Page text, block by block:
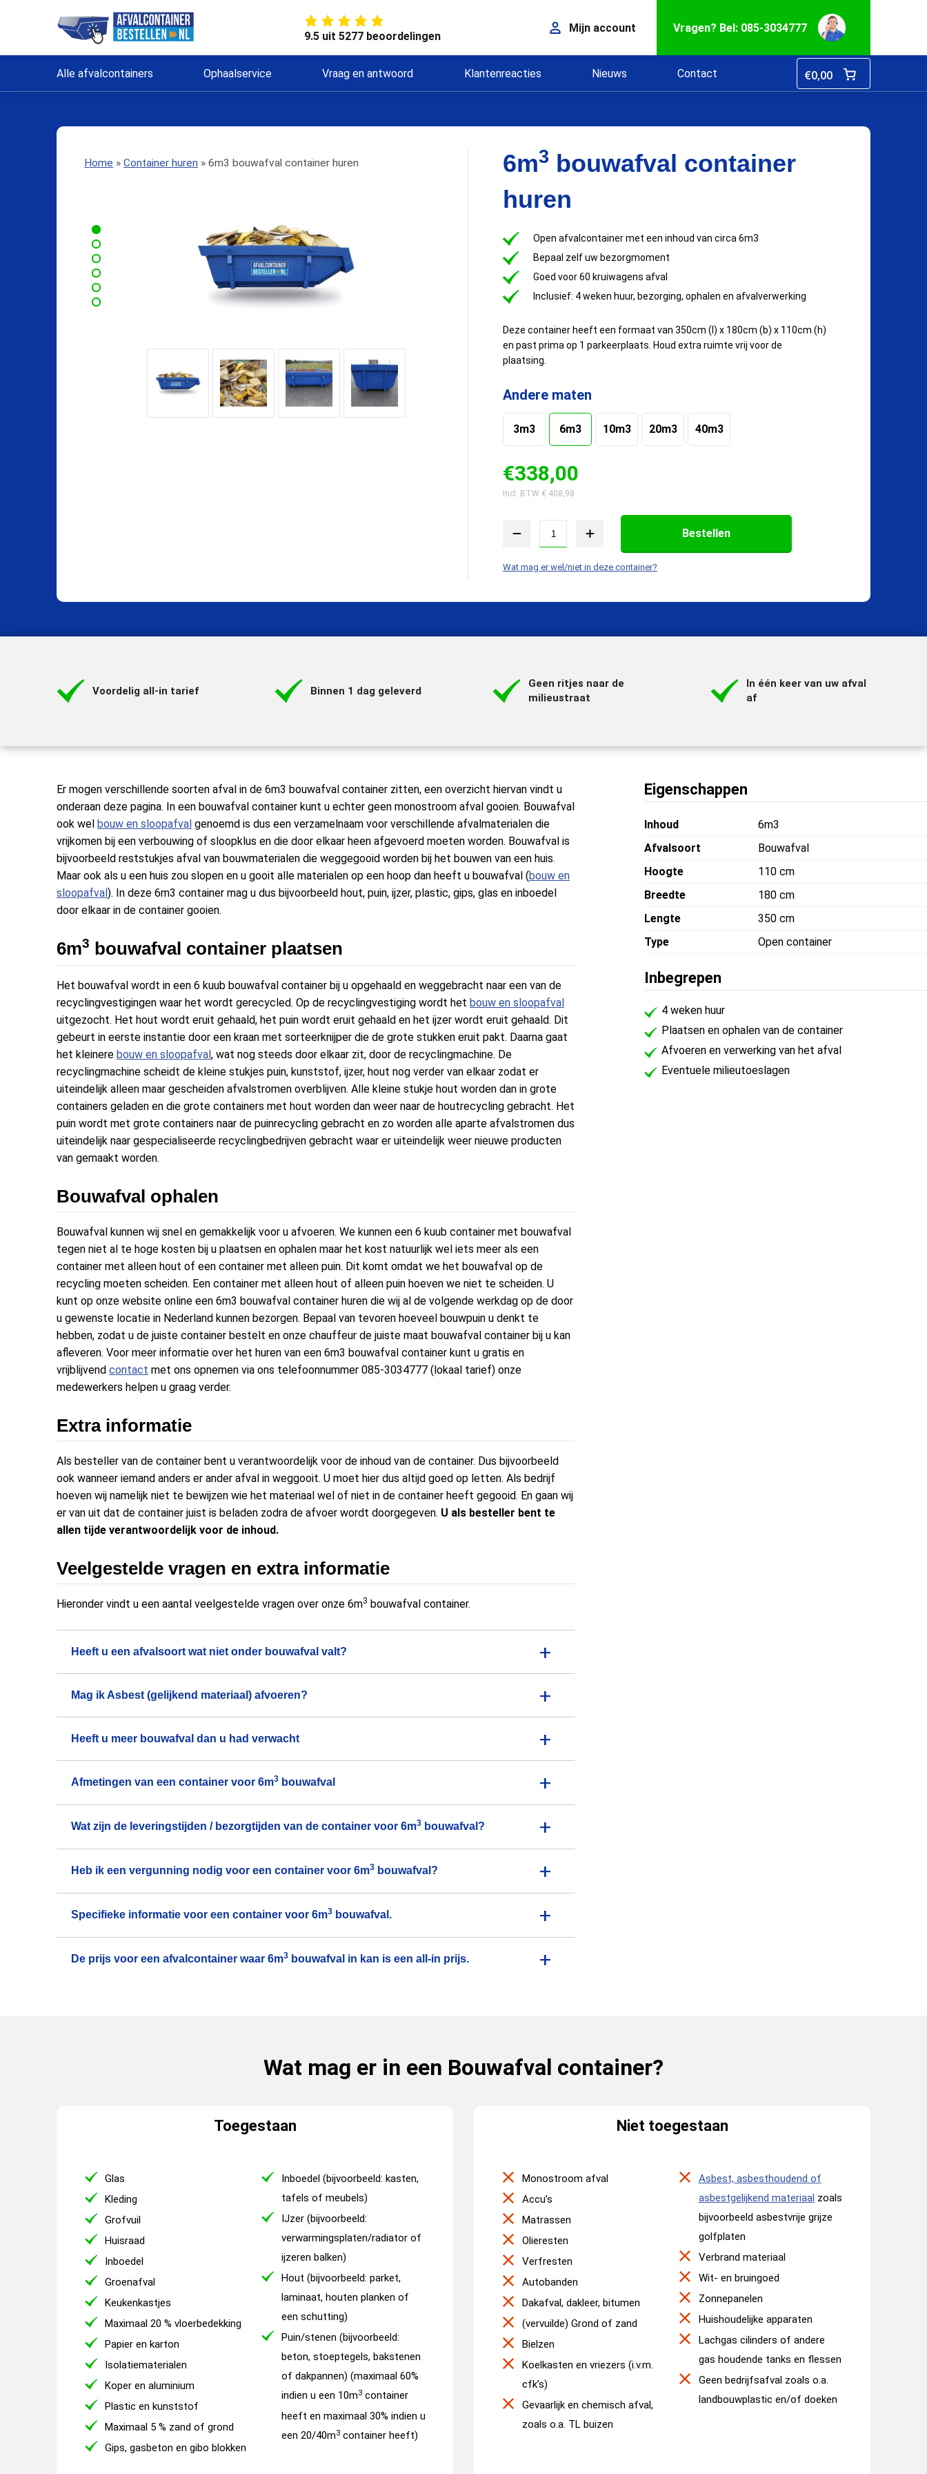
9.5 uit 5277 beoordelingen
Mijn account Vragen? Bel: 085-3034777
Alle afvalcontainers Ophaalservice Vraag en antwoord Klantenreacties Nieuws Contact €0,00
Home » Container huren » 6m3 bouwafval container huren 6m3 bouwafval container
huren
Open afvalcontainer met een inhoud van circa 6m3
Bepaal zelf uw bezorgmoment
Goed voor 60 kruiwagens afval
Inclusief: 4 weken huur, bezorging, ophalen en afvalverwerking
Deze container heeft een formaat van 350cm (l) x 180cm (b) x 110cm (h)
en past prima op 1 parkeerplaats. Houd extra ruimte vrij voor de
plaatsing.
Andere maten
3m3 6m3 10m3 20m3 40m3
€338,00
Incl. BTW € 408,98
Bestellen
Wat mag er wel/niet in deze container?
Voordelig all-in tarief Binnen 1 dag geleverd
Geen ritjes naar de
milieustraat
In één keer van uw afval
af
Er mogen verschillende soorten afval in de 6m3 bouwafval container zitten, een overzicht hiervan vindt u
onderaan deze pagina. In een bouwafval container kunt u echter geen monostroom afval gooien. Bouwafval
ook wel bouw en sloopafval genoemd is dus een verzamelnaam voor verschillende afvalmaterialen die
vrijkomen bij een verbouwing of sloopklus en die door elkaar heen afgevoerd moeten worden. Bouwafval is
bijvoorbeeld reststukjes afval van bouwmaterialen die weggegooid worden bij het bouwen van een huis.
Maar ook als u een huis zou slopen en u gooit alle materialen op een hoop dan heeft u bouwafval (bouw en
sloopafval). In deze 6m3 container mag u dus bijvoorbeeld hout, puin, ijzer, plastic, gips, glas en inboedel
door elkaar in de container gooien.
6m3 bouwafval container plaatsen
Het bouwafval wordt in een 6 kuub bouwafval container bij u opgehaald en weggebracht naar een van de
recyclingvestigingen waar het wordt gerecycled. Op de recyclingvestiging wordt het bouw en sloopafval
uitgezocht. Het hout wordt eruit gehaald, het puin wordt eruit gehaald en het ijzer wordt eruit gehaald. Dit
gebeurt in eerste instantie door een kraan met sorteerknijper die de grote stukken eruit pakt. Daarna gaat
het kleinere bouw en sloopafval, wat nog steeds door elkaar zit, door de recyclingmachine. De
recyclingmachine scheidt de kleine stukjes puin, kunststof, ijzer, hout nog verder van elkaar zodat er
uiteindelijk alleen maar gescheiden afvalstromen overblijven. Alle kleine stukje hout worden dan in grote
containers geladen en die grote containers met hout worden dan weer naar de houtrecycling gebracht. Het
puin wordt met grote containers naar de puinrecycling gebracht en zo worden alle aparte afvalstromen dus
uiteindelijk naar gespecialiseerde recyclingbedrijven gebracht waar er uiteindelijk weer nieuwe producten
van gemaakt worden.
Bouwafval ophalen
Bouwafval kunnen wij snel en gemakkelijk voor u afvoeren. We kunnen een 6 kuub container met bouwafval
tegen niet al te hoge kosten bij u plaatsen en ophalen maar het kost natuurlijk wel iets meer als een
container met alleen hout of een container met alleen puin. Dit komt omdat we het bouwafval op de
recycling moeten scheiden. Een container met alleen hout of alleen puin hoeven we niet te scheiden. U
kunt op onze website online een 6m3 bouwafval container huren die wij al de volgende werkdag op de door
u gewenste locatie in Nederland kunnen bezorgen. Bepaal van tevoren hoeveel bouwpuin u denkt te
hebben, zodat u de juiste container bestelt en onze chauffeur de juiste maat bouwafval container bij u kan
afleveren. Voor meer informatie over het huren van een 6m3 bouwafval container kunt u gratis en
vrijblijvend contact met ons opnemen via ons telefoonnummer 085-3034777 (lokaal tarief) onze
medewerkers helpen u graag verder.
Extra informatie
Als besteller van de container bent u verantwoordelijk voor de inhoud van de container. Dus bijvoorbeeld
ook wanneer iemand anders er ander afval in weggooit. U moet hier dus altijd goed op letten. Als bedrijf
hoeven wij namelijk niet te bewijzen wie het materiaal wel of niet in de container heeft gegooid. En gaan wij
er van uit dat de container juist is beladen zodra de afvoer wordt doorgegeven. U als besteller bent te
allen tijde verantwoordelijk voor de inhoud.
Veelgestelde vragen en extra informatie
Hieronder vindt u een aantal veelgestelde vragen over onze 6m3 bouwafval container.
Heeft u een afvalsoort wat niet onder bouwafval valt? +
Mag ik Asbest (gelijkend materiaal) afvoeren? +
Heeft u meer bouwafval dan u had verwacht +
Afmetingen van een container voor 6m3 bouwafval +
Wat zijn de leveringstijden / bezorgtijden van de container voor 6m3 bouwafval? +
Heb ik een vergunning nodig voor een container voor 6m3 bouwafval? +
Specifieke informatie voor een container voor 6m3 bouwafval. +
De prijs voor een afvalcontainer waar 6m3 bouwafval in kan is een all-in prijs. +
Eigenschappen
Inhoud
6m3
Afvalsoort
Bouwafval
Hoogte
110 cm
Breedte
180 cm
Lengte
350 cm
Type
Open container
Inbegrepen
4 weken huur
Plaatsen en ophalen van de container
Afvoeren en verwerking van het afval
Eventuele milieutoeslagen
Wat mag er in een Bouwafval container?
Toegestaan
Glas
Kleding
Grofvuil
Huisraad
Inboedel
Groenafval
Keukenkastjes
Maximaal 20 % vloerbedekking
Papier en karton
Isolatiematerialen
Koper en aluminium
Plastic en kunststof
Maximaal 5 % zand of grond
Gips, gasbeton en gibo blokken
Inboedel (bijvoorbeeld: kasten,
tafels of meubels)
IJzer (bijvoorbeeld:
verwarmingsplaten/radiator of
ijzeren balken)
Hout (bijvoorbeeld: parket,
laminaat, houten planken of
een schutting)
Puin/stenen (bijvoorbeeld:
beton, stoeptegels, bakstenen
of dakpannen) (maximaal 60%
indien u een 10m3container
heeft en maximaal 30% indien u
een 20/40m3container heeft)
Niet toegestaan
Monostroom afval
Accu’s
Matrassen
Olieresten
Verfresten
Autobanden
Dakafval, dakleer, bitumen
(vervuilde) Grond of zand
Bielzen
Koelkasten en vriezers (i.v.m.
cfk’s)
Gevaarlijk en chemisch afval,
zoals o.a. TL buizen
Asbest, asbesthoudend of
asbestgelijkend materiaal zoals
bijvoorbeeld asbestvrije grijze
golfplaten
Verbrand materiaal
Wit- en bruingoed
Zonnepanelen
Huishoudelijke apparaten
Lachgas cilinders of andere
gas houdende tanks en flessen
Geen bedrijfsafval zoals o.a.
landbouwplastic en/of doeken